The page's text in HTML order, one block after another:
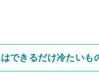
できるだけ冷たいも